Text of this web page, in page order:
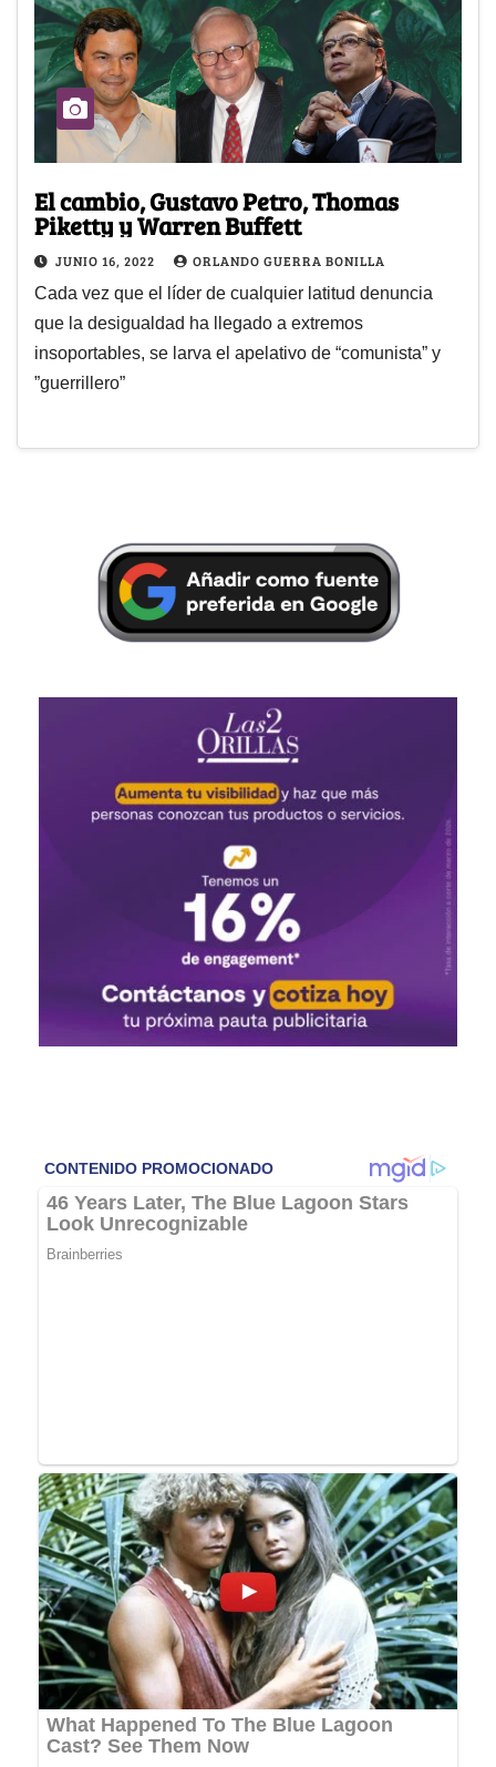
El cambio, Gustavo Petro, Thomas
Piketty y Warren Buffett
JUNIO 16, 2022 ORLANDO GUERRA BONILLA
Cada vez que el líder de cualquier latitud denuncia
que la desigualdad ha llegado a extremos
insoportables, se larva el apelativo de “comunista” y
”guerrillero”